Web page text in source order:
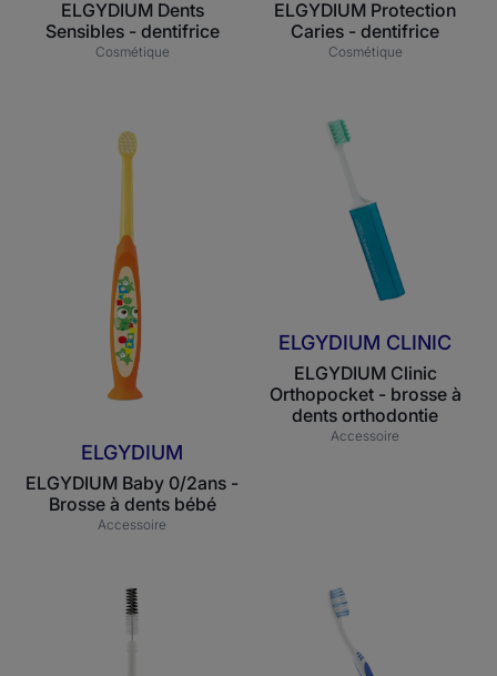
ELGYDIUM Dents
Sensibles - dentifrice
Cosmétique
ELGYDIUM Protection
Caries - dentifrice
Cosmétique
Baby
0/2ans
à
dents
bébé
ELGYDIUM
ELGYDIUM Baby 0/2ans -
Brosse à dents bébé
Accessoire
brosse
à
dents
orthodontie
ELGYDIUM CLINIC
ELGYDIUM Clinic
Orthopocket - brosse à
dents orthodontie
Accessoire
ELGYDIUM
Clinic
Refill
brosse